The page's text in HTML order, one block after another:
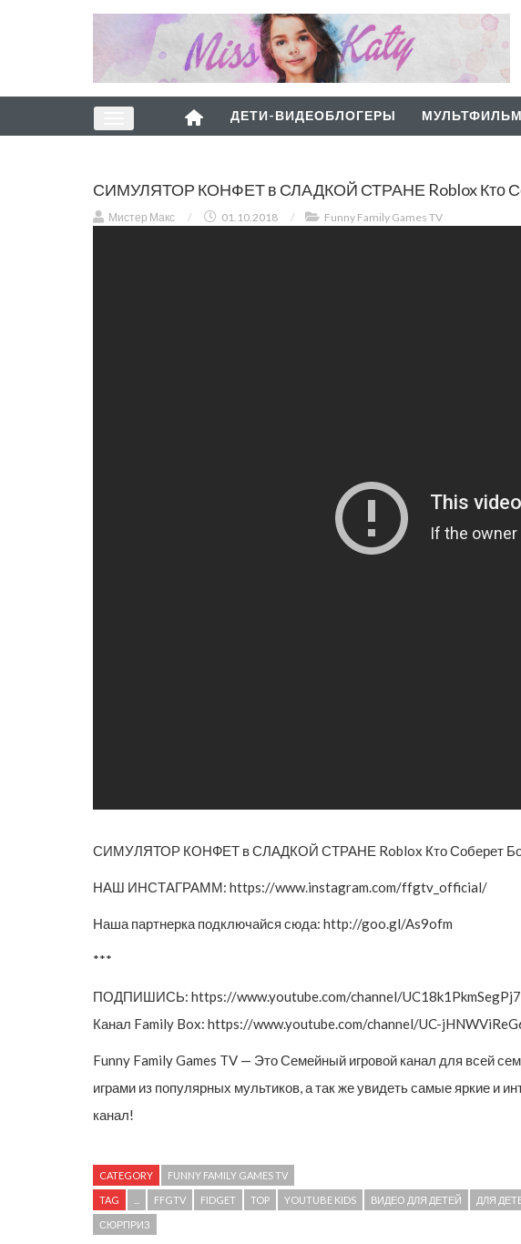
ДЕТИ-ВИДЕОБЛОГЕРЫ
СИМУЛЯТОР КОНФЕТ в СЛАДКОЙ СТРАНЕ Roblox Кто
Мистер Макс / 01.10.2018 / Funny Family Games TV
СИМУЛЯТОР КОНФЕТ в СЛАДКОЙ СТРАНЕ Roblox Кто Соберет
НАШ ИНСТАГРАММ: https://www.instagram.com/ffgtv_official/
Наша партнерка подключайся сюда: http://goo.gl/As9ofm
***
ПОДПИШИСЬ: https://www.youtube.com/channel/
Канал Family Box: https://www.youtube.com/channel/UC-
Funny Family Games TV — Это Семейный игровой канал для всей
играми из популярных мультиков, а так же увидеть самые яркие и
канал!
CATEGORY FUNNY FAMILY GAMES TV
TAG FFGTV FIDGET TOP YOUTUBE KIDS ВИДЕО ДЛЯ ДЕТЕЙ ДЛЯ
СЮРПРИЗ